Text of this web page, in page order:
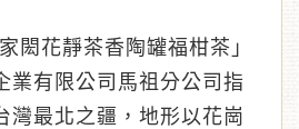
閎花靜茶香陶罐福柑茶」
業有限公司馬祖分公司指
灣最北之疆，地形以花崗